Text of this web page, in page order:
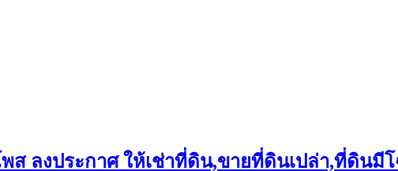
พส ลงประกาศ ให้เช่าที่ดิน,ขายที่ดินเปล่า,ที่ดิน